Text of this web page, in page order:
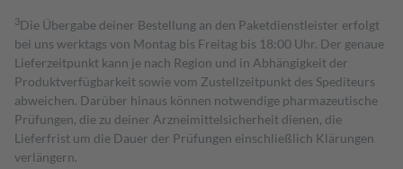
3Die Übergabe deiner Bestellung an den Paketdienstleister erfolgt
bei uns werktags von Montag bis Freitag bis 18:00 Uhr. Der genaue
Lieferzeitpunkt kann je nach Region und in Abhängigkeit der
Produktverfügbarkeit sowie vom Zustellzeitpunkt des Spediteurs
abweichen. Darüber hinaus können notwendige pharmazeutische
Prüfungen, die zu deiner Arzneimittelsicherheit dienen, die
Lieferfrist um die Dauer der Prüfungen einschließlich Klärungen
verlängern.